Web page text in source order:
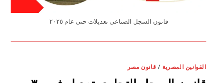
قانون السجل الصناعى تعديلات حتى عام ٢٠٢٥
القوانين المصرية / قانون مصر